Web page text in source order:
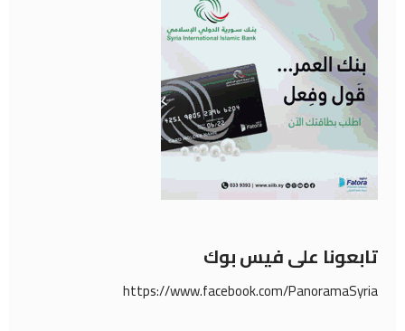
تابعونا على فيس بوك
https://www.facebook.com/PanoramaSyria